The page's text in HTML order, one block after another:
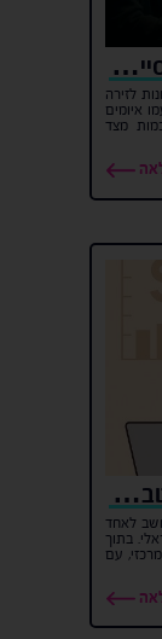
מה זה CTF ואיך הוא קשור לסייבר?
לזירה
איומים
מצד
מנתח מערכות מידע שכר – טבלאות שכר על פי תפקיד
לאחד
בתוך
עם